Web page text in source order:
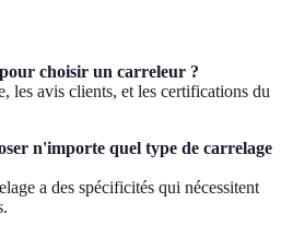
choisir un carreleur ?
les avis clients, et les certifications du
n'importe quel type de carrelage
a des spécificités qui nécessitent